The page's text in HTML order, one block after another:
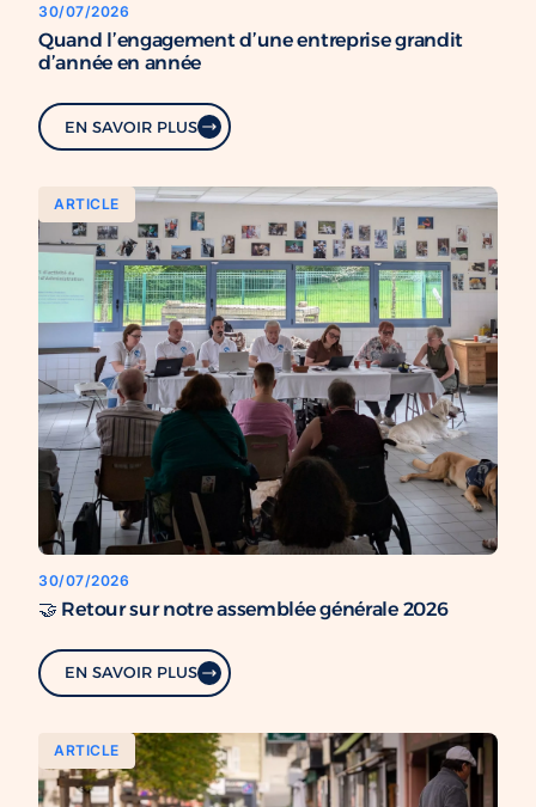
30/07/2026
Quand l’engagement d’une entreprise grandit
d’année en année
EN SAVOIR PLUS
ARTICLE
30/07/2026
🤝 Retour sur notre assemblée générale 2026
EN SAVOIR PLUS
ARTICLE